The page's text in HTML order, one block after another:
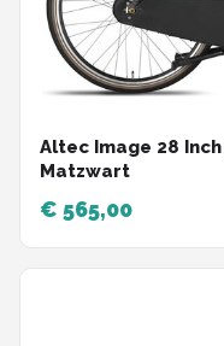
Altec Image 28
Matzwart
€ 565,00